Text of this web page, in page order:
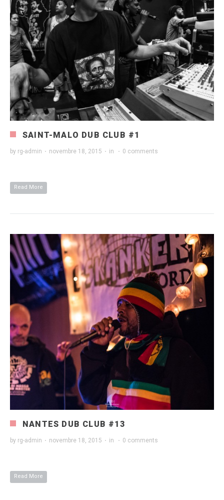
SAINT-MALO DUB CLUB #1
by rg-admin · novembre 18, 2015 · in · 0 comments
Read More
NANTES DUB CLUB #13
by rg-admin · novembre 18, 2015 · in · 0 comments
Read More